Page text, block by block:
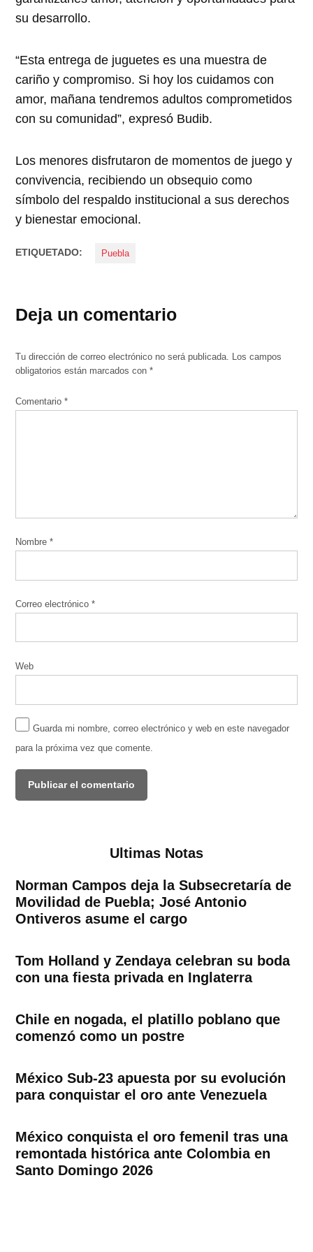
su desarrollo.
“Esta entrega de juguetes es una muestra de
cariño y compromiso. Si hoy los cuidamos con
amor, mañana tendremos adultos comprometidos
con su comunidad”, expresó Budib.
Los menores disfrutaron de momentos de juego y
convivencia, recibiendo un obsequio como
símbolo del respaldo institucional a sus derechos
y bienestar emocional.
ETIQUETADO: Puebla
Deja un comentario
Tu dirección de correo electrónico no será publicada. Los campos
obligatorios están marcados con*
Comentario*
Nombre*
Correo electrónico*
Web
Guarda mi nombre, correo electrónico y web en este navegador
para la próxima vez que comente.
Ultimas Notas
Norman Campos deja la Subsecretaría de
Movilidad de Puebla; José Antonio
Ontiveros asume el cargo
Tom Holland y Zendaya celebran su boda
con una fiesta privada en Inglaterra
Chile en nogada, el platillo poblano que
comenzó como un postre
México Sub-23 apuesta por su evolución
para conquistar el oro ante Venezuela
México conquista el oro femenil tras una
remontada histórica ante Colombia en
Santo Domingo 2026